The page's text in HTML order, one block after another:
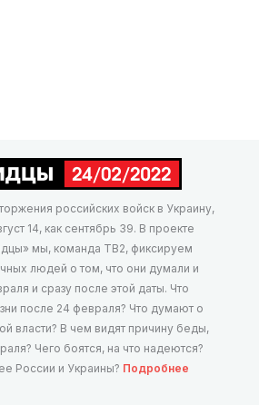
российских войск в Украину,
14, как сентябрь 39. В проекте
мы, команда ТВ2, фиксируем
людей о том, что они думали и
и сразу после этой даты. Что
после 24 февраля? Что думают о
власти? В чем видят причину беды,
Чего боятся, на что надеются?
России и Украины? Подробнее